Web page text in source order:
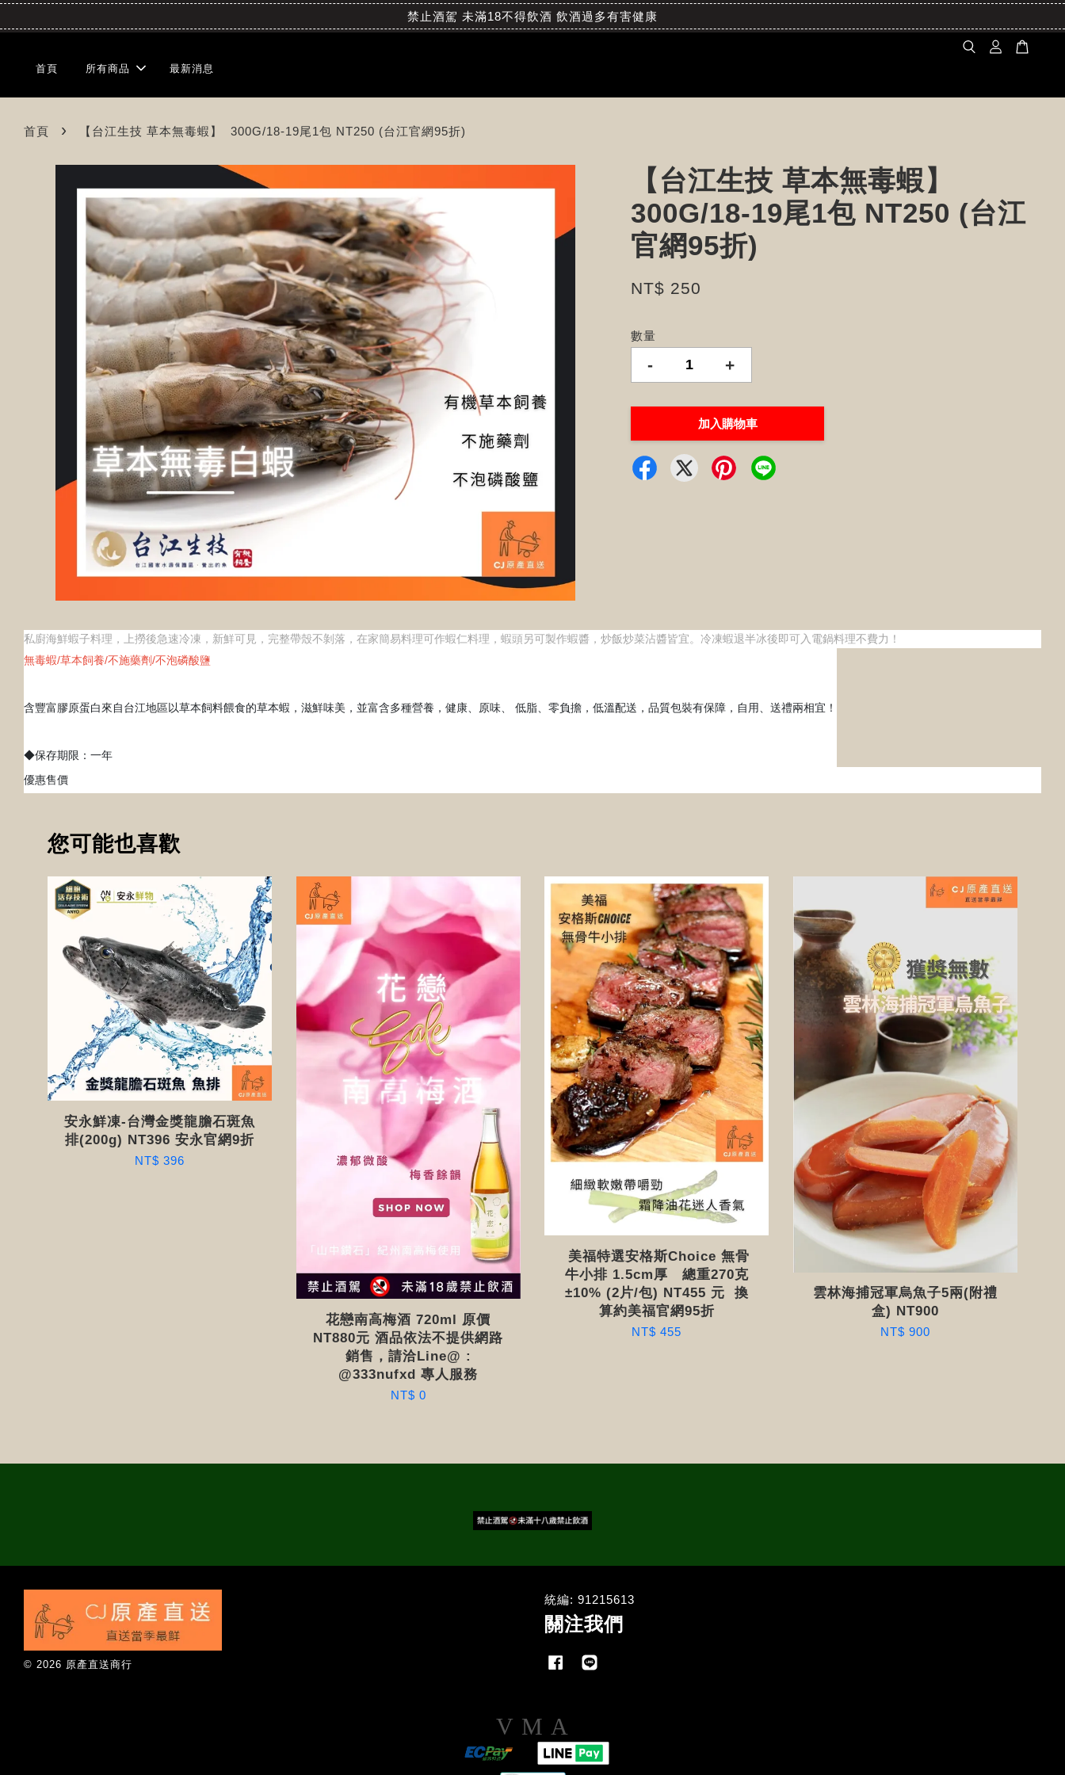
禁止酒駕 未滿18不得飲酒 飲酒過多有害健康
首頁 所有商品 最新消息
首頁 › 【台江生技 草本無毒蝦】 300G/18-19尾1包 NT250 (台江官網95折)
【台江生技 草本無毒蝦】
300G/18-19尾1包 NT250 (台江
官網95折)
NT$ 250
數量
- +
加入購物車
私廚海鮮蝦子料理，上撈後急速冷凍，新鮮可見，完整帶殼不剝落，在家簡易料理可作蝦仁料理，蝦頭另可製作蝦醬，炒飯炒菜沾醬皆宜。冷凍蝦退半冰後即可入電鍋料理不費力！
無毒蝦/草本飼養/不施藥劑/不泡磷酸鹽
含豐富膠原蛋白來自台江地區以草本飼料餵食的草本蝦，滋鮮味美，並富含多種營養，健康、原味、 低脂、零負擔，低溫配送，品質包裝有保障，自用、送禮兩相宜！
◆保存期限：一年
優惠售價
您可能也喜歡
安永鮮凍-台灣金獎龍膽石斑魚
排(200g) NT396 安永官網9折
NT$ 396
花戀南高梅酒 720ml 原價
NT880元 酒品依法不提供網路
銷售，請洽Line@ :
@333nufxd 專人服務
NT$ 0
美福特選安格斯Choice 無骨
牛小排 1.5cm厚 總重270克
±10% (2片/包) NT455 元 換
算約美福官網95折
NT$ 455
雲林海捕冠軍烏魚子5兩(附禮
盒) NT900
NT$ 900
© 2026 原產直送商行
統編: 91215613
關注我們
Facebook
Visa Master
Express